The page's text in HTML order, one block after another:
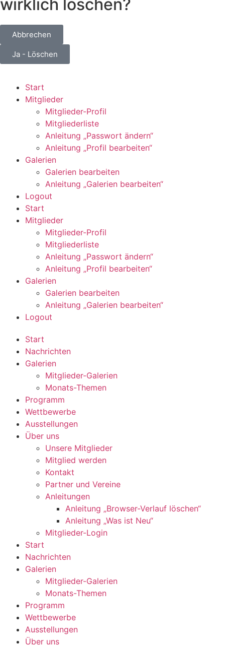
wirklich löschen?
Abbrechen
Ja - Löschen
Start
Mitglieder
Mitglieder-Profil
Mitgliederliste
Anleitung „Passwort ändern“
Anleitung „Profil bearbeiten“
Galerien
Galerien bearbeiten
Anleitung „Galerien bearbeiten“
Logout
Start
Mitglieder
Mitglieder-Profil
Mitgliederliste
Anleitung „Passwort ändern“
Anleitung „Profil bearbeiten“
Galerien
Galerien bearbeiten
Anleitung „Galerien bearbeiten“
Logout
Start
Nachrichten
Galerien
Mitglieder-Galerien
Monats-Themen
Programm
Wettbewerbe
Ausstellungen
Über uns
Unsere Mitglieder
Mitglied werden
Kontakt
Partner und Vereine
Anleitungen
Anleitung „Browser-Verlauf löschen“
Anleitung „Was ist Neu“
Mitglieder-Login
Start
Nachrichten
Galerien
Mitglieder-Galerien
Monats-Themen
Programm
Wettbewerbe
Ausstellungen
Über uns